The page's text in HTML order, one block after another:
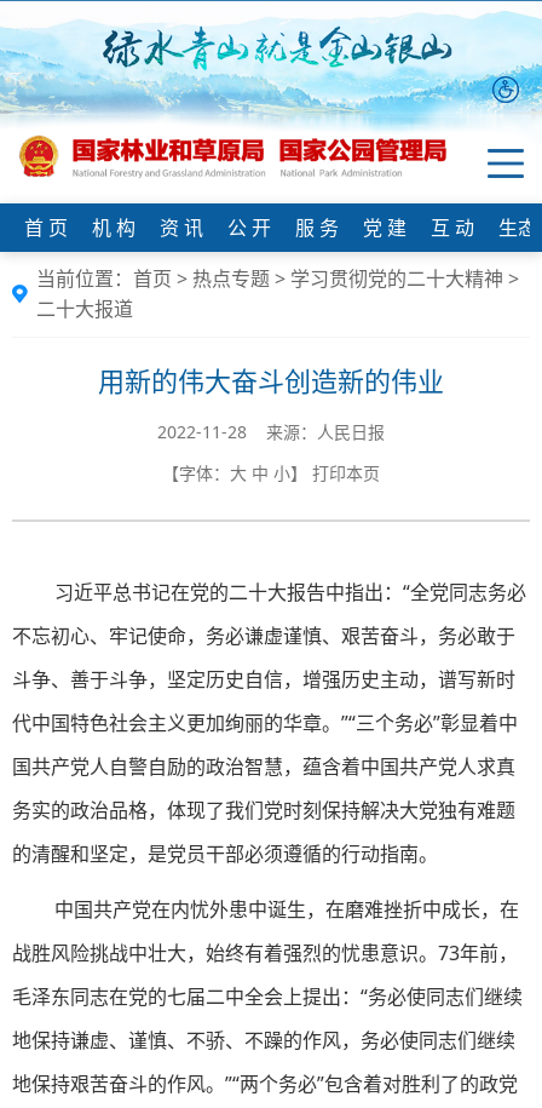
首 页 机 构 资 讯 公 开 服 务 党 建 互 动
生
当前位置： 首页 > 热点专题> 学习贯彻党的二十大精神 >
二十大报道
用新的伟大奋斗创造新的伟业
2022-11-28 来源：人民日报
【字体： 大 中 小】 打印本页
习近平总书记在党的二十大报告中指出：“全党同志务必
不忘初心、牢记使命，务必谦虚谨慎、艰苦奋斗，务必敢于
斗争、善于斗争，坚定历史自信，增强历史主动，谱写新时
代中国特色社会主义更加绚丽的华章。”“三个务必”彰显着中
国共产党人自警自励的政治智慧，蕴含着中国共产党人求真
务实的政治品格，体现了我们党时刻保持解决大党独有难题
的清醒和坚定，是党员干部必须遵循的行动指南。
中国共产党在内忧外患中诞生，在磨难挫折中成长，在
战胜风险挑战中壮大，始终有着强烈的忧患意识。73年前，
毛泽东同志在党的七届二中全会上提出：“务必使同志们继续
地保持谦虚、谨慎、不骄、不躁的作风，务必使同志们继续
地保持艰苦奋斗的作风。”“两个务必”包含着对胜利了的政党